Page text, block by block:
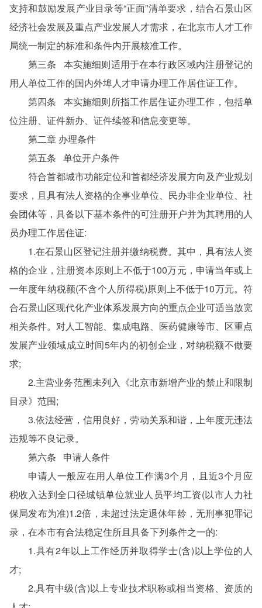
支持和鼓励发展产业目录等“正面”清单要求，结合石景山区
经济社会发展及重点产业发展人才需求，在北京市人才工作
局统一制定的标准和条件内开展核准工作。
第三条 本实施细则适用于在本行政区域内注册登记的
用人单位工作的国内外埠人才申请办理工作居住证工作。
第四条 本实施细则所指工作居住证办理工作，包括单
位注册、证件新办、证件续签和信息变更等。
第二章 办理条件
第五条 单位开户条件
符合首都城市功能定位和首都经济发展方向及产业规划
要求，且具有法人资格的企事业单位、民办非企业单位、社
会团体等，具备以下基本条件的可注册开户并为其聘用的人
员办理工作居住证:
1.在石景山区登记注册并缴纳税费。其中，具有法人资
格的企业，注册资本原则上不低于100万元，申请当年或上
一年度年纳税额(不含个人所得税)原则上不低于10万元。符
合石景山区现代化产业体系发展方向的重点企业可适当放宽
相关条件。对人工智能、集成电路、医药健康等市、区重点
发展产业领域成立时间5年内的初创企业，对纳税额不做要
求;
2.主营业务范围未列入《北京市新增产业的禁止和限制
目录》范围;
3.依法经营，信用良好，劳动关系和谐，上年度无违法
违规等不良记录。
第六条 申请人条件
申请人一般应在用人单位工作满3个月，且近3个月应
税收入达到全口径城镇单位就业人员平均工资(以市人力社
保局发布为准)1.2倍，未超过法定退休年龄，无刑事犯罪记
录，在本市有合法稳定住所且具备下列条件之一的:
1.具有2年以上工作经历并取得学士(含)以上学位的人
才;
2.具有中级(含)以上专业技术职称或相当资格、资质的